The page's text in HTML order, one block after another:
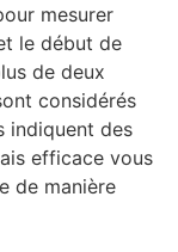
mesurer
le début de
de deux
considérés
indiquent des
efficace vous
de manière